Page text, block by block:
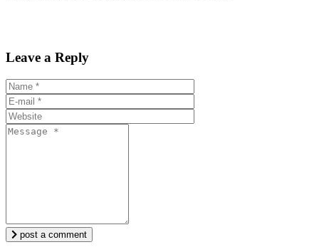
Leave a Reply
post a comment